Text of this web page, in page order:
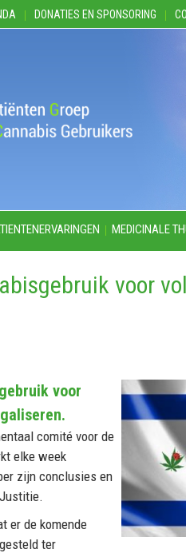
DONATIES EN SPONSORING
MEDICINALE
voor
voor
comité voor de
elke week
zijn conclusies en
er de komende
ter